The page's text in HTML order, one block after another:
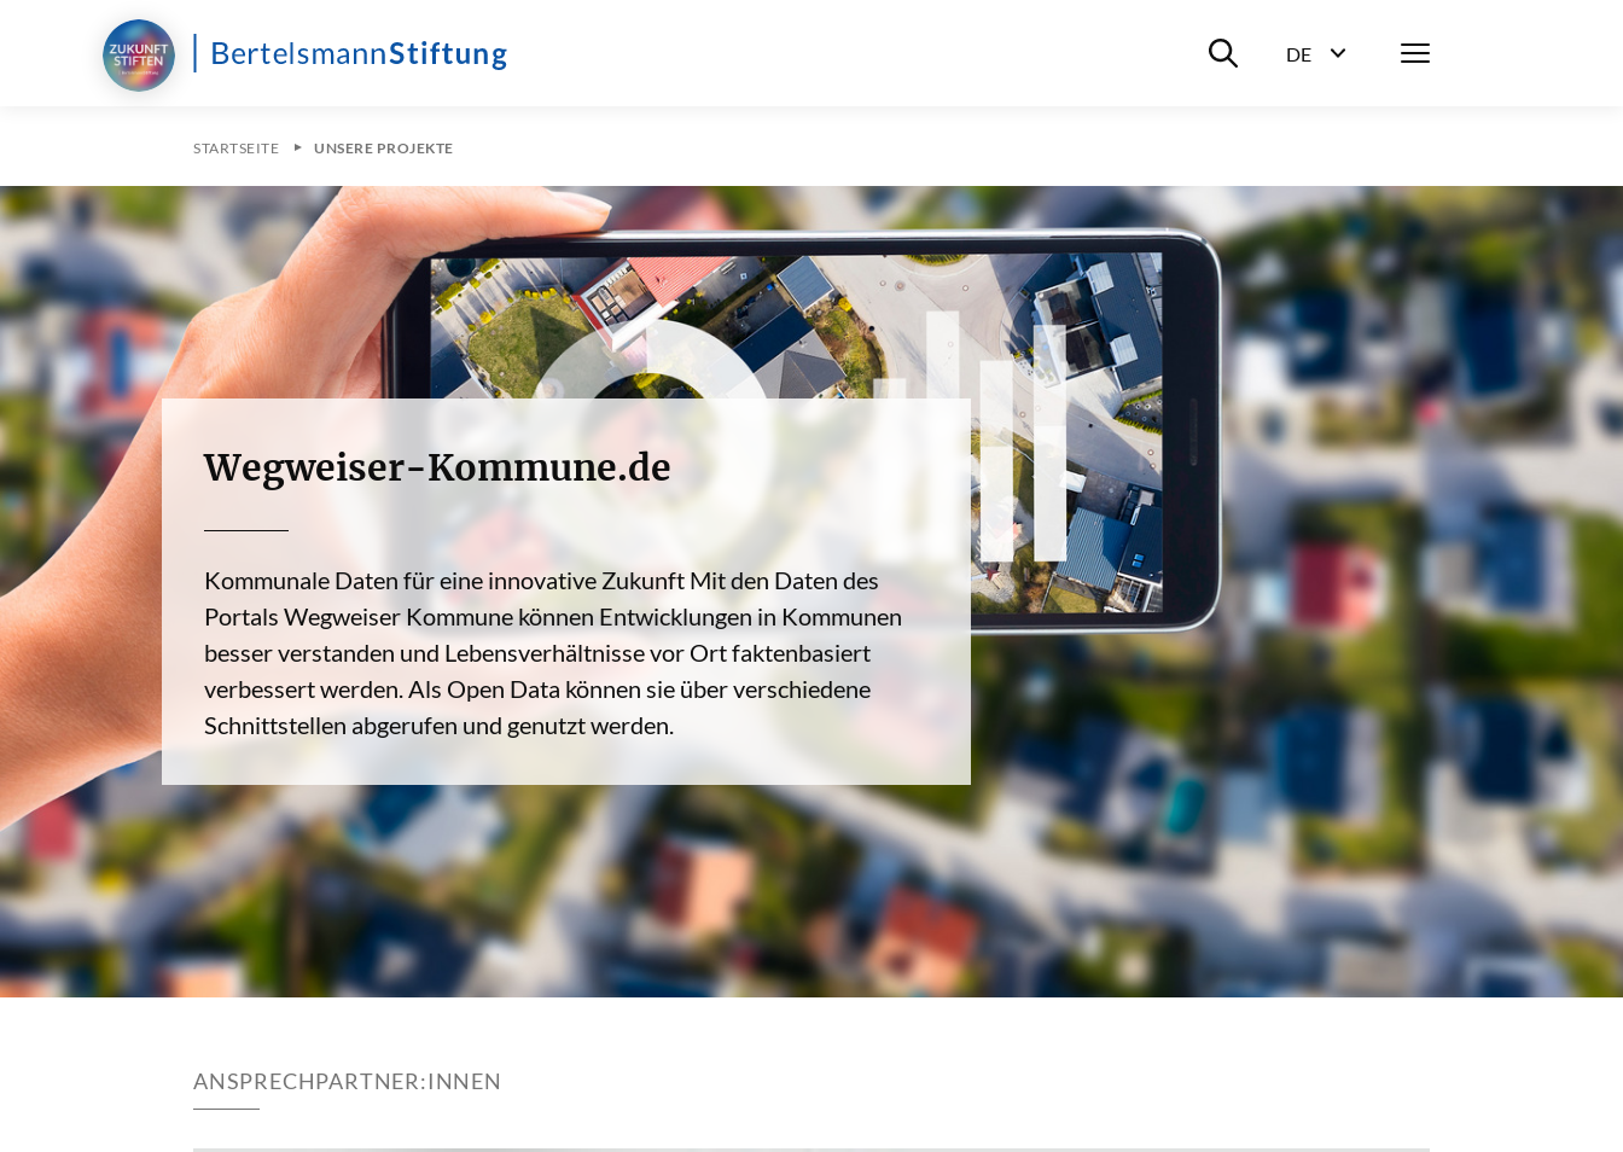
Suche ein-/ausblenden
DE
Menü
STARTSEITE UNSERE PROJEKTE
Wegweiser-Kommune.de
Kommunale Daten für eine innovative Zukunft Mit den Daten des
Portals Wegweiser Kommune können Entwicklungen in Kommunen
besser verstanden und Lebensverhältnisse vor Ort faktenbasiert
verbessert werden. Als Open Data können sie über verschiedene
Schnittstellen abgerufen und genutzt werden.
ANSPRECHPARTNER:INNEN